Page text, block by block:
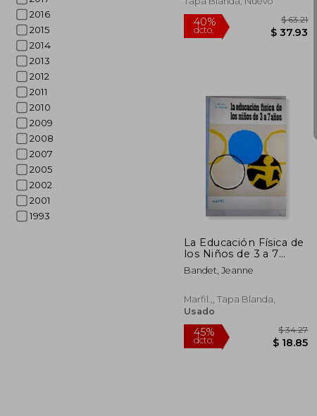
2016
2015
2014
2013
2012
2011
2010
2009
2008
2007
2005
2002
2001
1993
40%
dcto.
La Educación Física de
los Niños de 3 a 7
Años
Bandet, Jeanne
Marfil.,, Tapa Blanda,
Usado